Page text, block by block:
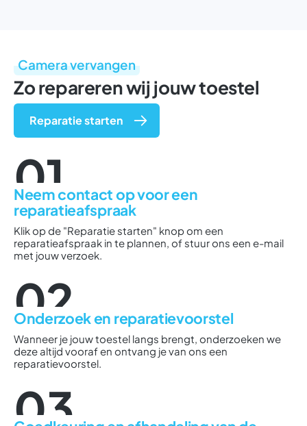
Camera vervangen
Zo repareren wij jouw toestel
Reparatie starten
01
Neem contact op voor een
reparatieafspraak
Klik op de "Reparatie starten" knop om een
reparatieafspraak in te plannen, of stuur ons een e-mail
met jouw verzoek.
02
Onderzoek en reparatievoorstel
Wanneer je jouw toestel langs brengt, onderzoeken we
deze altijd vooraf en ontvang je van ons een
reparatievoorstel.
03